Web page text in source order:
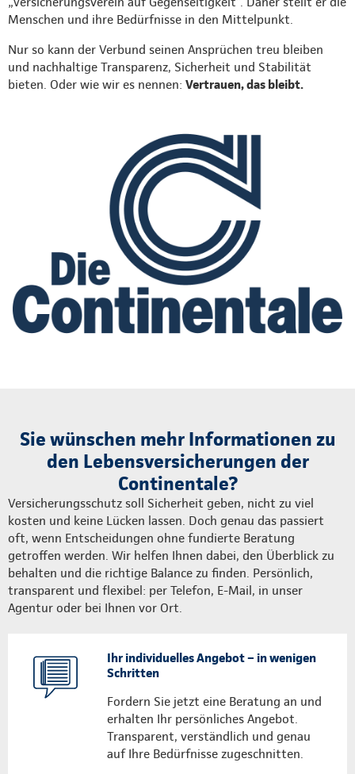
Menschen und ihre Bedürfnisse in den Mittelpunkt.
Nur so kann der Verbund seinen Ansprüchen treu bleiben
und nachhaltige Transparenz, Sicherheit und Stabilität
bieten. Oder wie wir es nennen: Vertrauen, das bleibt.
Sie wünschen mehr Informationen zu
den Lebensversicherungen der
Continentale?
Versicherungsschutz soll Sicherheit geben, nicht zu viel
kosten und keine Lücken lassen. Doch genau das passiert
oft, wenn Entscheidungen ohne fundierte Beratung
getroffen werden. Wir helfen Ihnen dabei, den Überblick zu
behalten und die richtige Balance zu finden. Persönlich,
transparent und flexibel: per Telefon, E-Mail, in unser
Agentur oder bei Ihnen vor Ort.
Ihr individuelles Angebot – in wenigen
Schritten
Fordern Sie jetzt eine Beratung an und
erhalten Ihr persönliches Angebot.
Transparent, verständlich und genau
auf Ihre Bedürfnisse zugeschnitten.